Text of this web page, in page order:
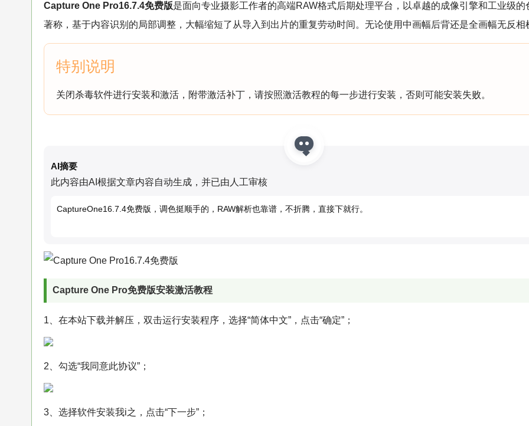
Capture One Pro16.7.4免费版是面向专业摄影工作者的高端RAW格式后期处理平台，以卓越的成像引擎和工业级的
著称，基于内容识别的局部调整，大幅缩短了从导入到出片的重复劳动时间。无论使用中画幅后背还是全画幅无反相
关闭杀毒软件进行安装和激活，附带激活补丁，请按照激活教程的每一步进行安装，否则可能安装失败。
AI摘要
此内容由AI根据文章内容自动生成，并已由人工审核
CaptureOne16.7.4免费版，调色挺顺手的，RAW解析也靠谱，不折腾，直接下就行。
Capture One Pro免费版安装激活教程
1、在本站下载并解压，双击运行安装程序，选择“简体中文”，点击“确定”；
2、勾选“我同意此协议”；
3、选择软件安装我i之，点击“下一步”；